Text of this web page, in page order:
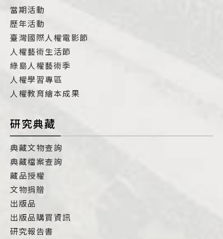
當期活動
歷年活動
臺灣國際人權電影節
人權藝術生活節
綠島人權藝術季
人權學習專區
人權教育繪本成果
研究典藏
典藏文物查詢
典藏檔案查詢
藏品授權
文物捐贈
出版品
出版品購買資訊
研究報告書